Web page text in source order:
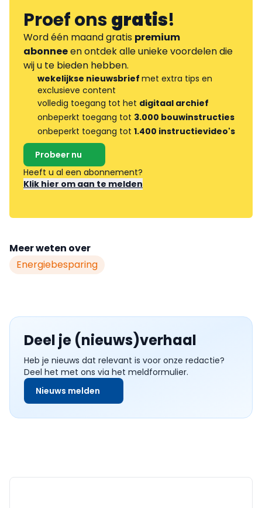
Proef onsgratis!
Word één maand gratis premium
abonneeen ontdek alle unieke voordelen die
wij u te bieden hebben.
wekelijkse nieuwsbrief met extra tips en
exclusieve content
volledig toegang tot het digitaal archief
onbeperkt toegang tot 3.000 bouwinstructies
onbeperkt toegang tot 1.400 instructievideo's
Probeer nu
Heeft u al een abonnement?
Klik hier om aan te melden
Meer weten over
Energiebesparing
Deel je (nieuws)verhaal
Heb je nieuws dat relevant is voor onze redactie?
Deel het met ons via het meldformulier.
Nieuws melden